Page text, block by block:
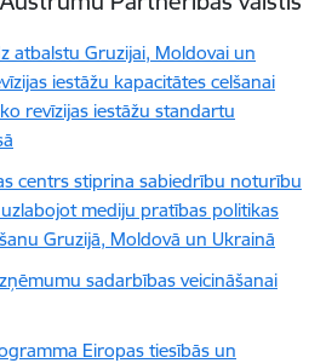
atbalstu Gruzijai, Moldovai un
iestāžu kapacitātes celšanai
revīzijas iestāžu standartu
centrs stiprina sabiedrību noturību
mediju pratības politikas
Gruzijā, Moldovā un Ukrainā
sadarbības veicināšanai
Eiropas tiesībās un